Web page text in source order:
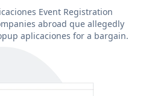
Event Registration
abroad que allegedly
aplicaciones for a bargain.